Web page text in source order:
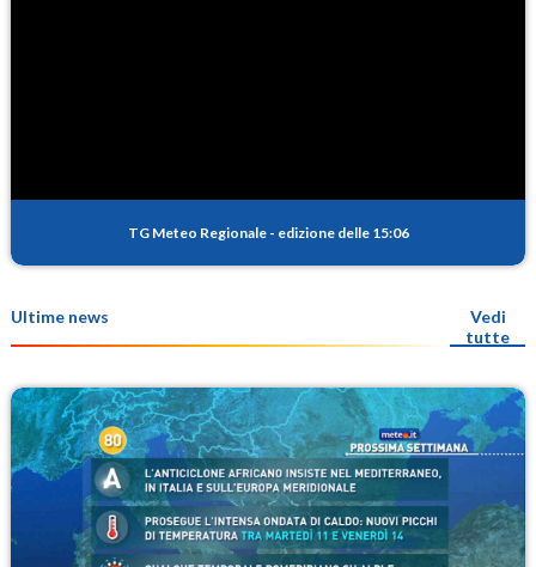
TG Meteo Regionale - edizione delle 15:06
Ultime news
Vedi
tutte